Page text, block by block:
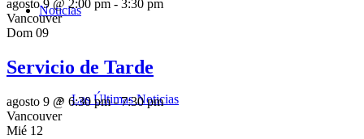
Noticias
Las Últimas Noticias
agosto 9 @ 2:00 pm - 3:30 pm
Vancouver
Dom 09
Servicio de Tarde
agosto 9 @ 6:30 pm-7:30 pm
Vancouver
Mié 12